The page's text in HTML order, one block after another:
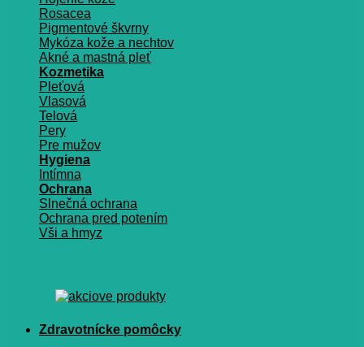
Rosacea
Pigmentové škvrny
Mykóza kože a nechtov
Akné a mastná pleť
Kozmetika
Pleťová
Vlasová
Telová
Pery
Pre mužov
Hygiena
Intímna
Ochrana
Slnečná ochrana
Ochrana pred potením
Vši a hmyz
Zdravotnícke pomôcky